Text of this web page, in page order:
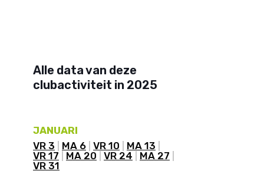
Alle data van deze
clubactiviteit in 2025
JANUARI
VR 3
MA 6 VR 10
MA 13
VR 17
MA 20 VR 24
MA 27
VR 31